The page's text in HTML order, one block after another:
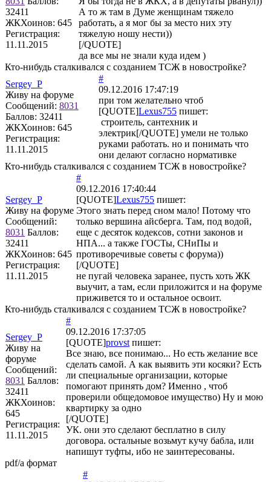
32411
ЖКХоинов: 645
Регистрация:
11.11.2015
А то ж там в Думе женщинам тяжело
работать, а я мог бы за место них эту
тяжелую ношу нести))
[/QUOTE]
да все мы не знали куда идем )
Кто-нибудь сталкивался с созданием ТСЖ в новостройке?
Sergey_P
Живу на форуме
Сообщений: 8031
Баллов: 32411
ЖКХоинов: 645
Регистрация:
11.11.2015
#
09.12.2016 17:47:19
при том желательно чтоб
[QUOTE]Lexus755 пишет:
строитель, сантехник и
электрик[/QUOTE] умели не только
руками работать. но и понимать что
они делают согласно нормативке
Кто-нибудь сталкивался с созданием ТСЖ в новостройке?
Sergey_P
Живу на форуме
Сообщений:
8031 Баллов:
32411
ЖКХоинов: 645
Регистрация:
11.11.2015
#
09.12.2016 17:40:44
[QUOTE]Lexus755 пишет:
Этого знать перед сном мало! Потому что
только вершина айсберга. Там, под водой,
еще с десяток кодексов, сотни законов и
НПА... а также ГОСТы, СНиПы и
противоречивые советы с форума))
[/QUOTE]
не пугай человека заранее, пусть хоть ЖК
выучит, а там, если приложится и на форуме
приживется то и остальное освоит.
Кто-нибудь сталкивался с созданием ТСЖ в новостройке?
Sergey_P
Живу на
форуме
Сообщений:
8031 Баллов:
32411
ЖКХоинов:
645
Регистрация:
11.11.2015
#
09.12.2016 17:37:05
[QUOTE]provst пишет:
Все знаю, все понимаю... Но есть желание все
сделать самой. А как выявить эти косяки? Есть
ли специальные организации, которые
помогают принять дом? Именно , чтоб
проверили общедомовое имущество) Ну и мою
квартирку за одно
[/QUOTE]
УК. они это сделают бесплатно в силу
договора. остальные возьмут кучу бабла, или
напишут туфты, ибо не заинтересованы.
pdf/a формат
#